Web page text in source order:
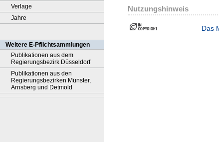
Verlage
Jahre
Weitere E-Pflichtsammlungen
Publikationen aus dem
Regierungsbezirk Düsseldorf
Publikationen aus den
Regierungsbezirken Münster,
Arnsberg und Detmold
Nutzungshinweis
Das